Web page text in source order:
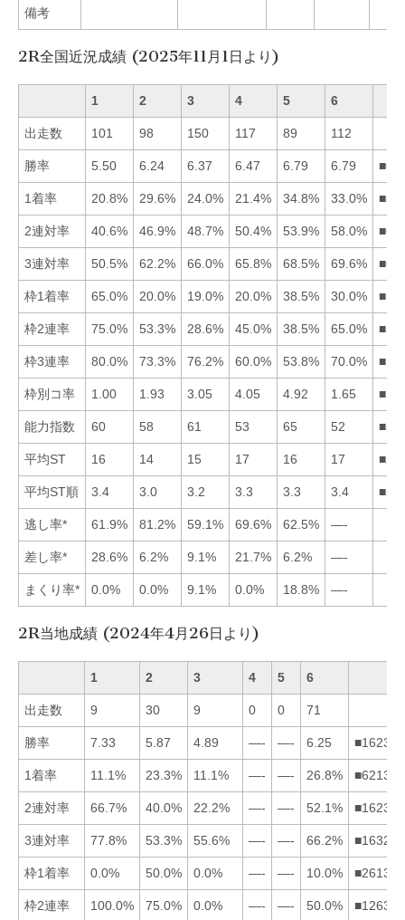
備考
2R全国近況成績 (2025年11月1日より)
1 2 3 4 5 6
出走数 101 98 150 117 89 112
勝率 5.50 6.24 6.37 6.47 6.79 6.79
1着率 20.8% 29.6% 24.0% 21.4% 34.8% 33.0%
2連対率 40.6% 46.9% 48.7% 50.4% 53.9% 58.0%
3連対率 50.5% 62.2% 66.0% 65.8% 68.5% 69.6%
枠1着率 65.0% 20.0% 19.0% 20.0% 38.5% 30.0%
枠2連率 75.0% 53.3% 28.6% 45.0% 38.5% 65.0%
枠3連率 80.0% 73.3% 76.2% 60.0% 53.8% 70.0%
枠別コ率 1.00 1.93 3.05 4.05 4.92 1.65
能力指数 60 58 61 53 65 52
平均ST 16 14 15 17 16 17
平均ST順 3.4 3.0 3.2 3.3 3.3 3.4
逃し率* 61.9% 81.2% 59.1% 69.6% 62.5% —-
差し率* 28.6% 6.2% 9.1% 21.7% 6.2% —-
まくり率* 0.0% 0.0% 9.1% 0.0% 18.8% —-
2R当地成績 (2024年4月26日より)
1 2 3 4 5 6
出走数 9 30 9 0 0 71
勝率 7.33 5.87 4.89 —- —- 6.25 ■162345
1着率 11.1% 23.3% 11.1% —- —- 26.8% ■621345
2連対率 66.7% 40.0% 22.2% —- —- 52.1% ■162345
3連対率 77.8% 53.3% 55.6% —- —- 66.2% ■163245
枠1着率 0.0% 50.0% 0.0% —- —- 10.0% ■261345
枠2連率 100.0% 75.0% 0.0% —- —- 50.0% ■126345